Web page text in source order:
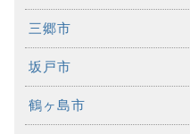
三郷市
坂戸市
鶴ヶ島市